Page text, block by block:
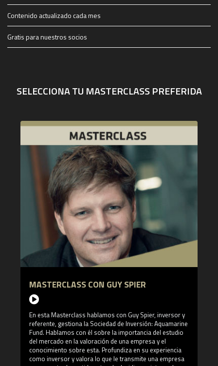
Contenido actualizado cada mes
Gratis para nuestros socios
SELECCIONA TU MASTERCLASS PREFERIDA
MASTERCLASS CON GUY SPIER
En esta Masterclass hablamos con Guy Spier, inversor y
referente, gestiona la Sociedad de Inversión: Aquamarine
Fund. Hablamos con él sobre la importancia del estudio
del mercado en la valoración de una empresa y el
conocimiento sobre esta. Profundiza en su experiencia
como inversor y valora lo que le transmite una empresa